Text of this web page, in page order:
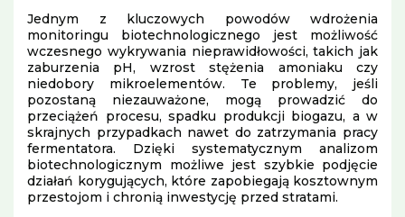
Jednym z kluczowych powodów wdrożenia
monitoringu biotechnologicznego jest możliwość
wczesnego wykrywania nieprawidłowości, takich jak
zaburzenia pH, wzrost stężenia amoniaku czy
niedobory mikroelementów. Te problemy, jeśli
pozostaną niezauważone, mogą prowadzić do
przeciążeń procesu, spadku produkcji biogazu, a w
skrajnych przypadkach nawet do zatrzymania pracy
fermentatora. Dzięki systematycznym analizom
biotechnologicznym możliwe jest szybkie podjęcie
działań korygujących, które zapobiegają kosztownym
przestojom i chronią inwestycję przed stratami.